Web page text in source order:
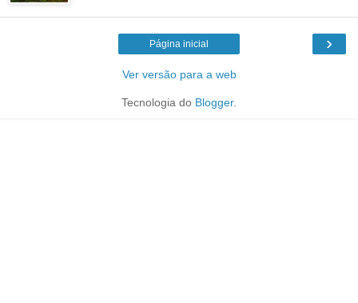
›
Página inicial
Ver versão para a web
Tecnologia do Blogger.